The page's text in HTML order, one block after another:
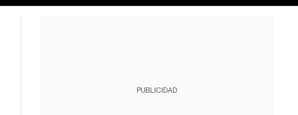
PUBLICIDAD